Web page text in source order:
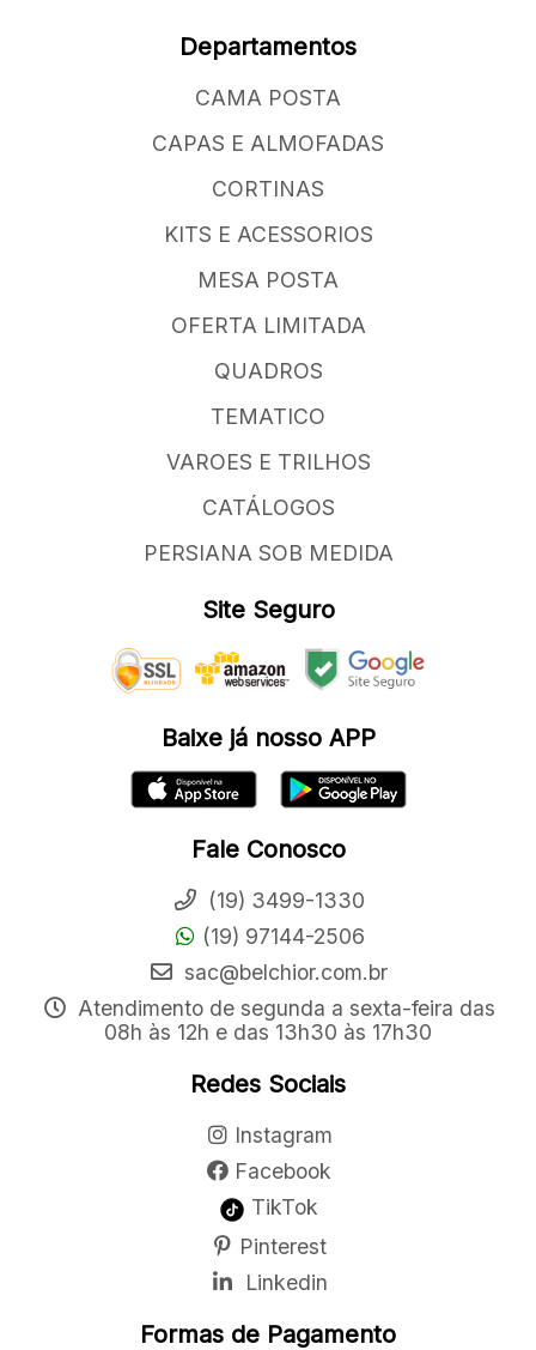
Departamentos
CAMA POSTA
CAPAS E ALMOFADAS
CORTINAS
KITS E ACESSORIOS
MESA POSTA
OFERTA LIMITADA
QUADROS
TEMATICO
VAROES E TRILHOS
CATÁLOGOS
PERSIANA SOB MEDIDA
Site Seguro
Baixe já nosso APP
Fale Conosco
(19) 3499-1330
(19) 97144-2506
sac@belchior.com.br
Atendimento de segunda a sexta-feira das
08h às 12h e das 13h30 às 17h30
Redes Sociais
Instagram
Facebook
TikTok
Pinterest
Linkedin
Formas de Pagamento